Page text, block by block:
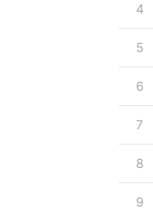
4
5
6
7
8
9